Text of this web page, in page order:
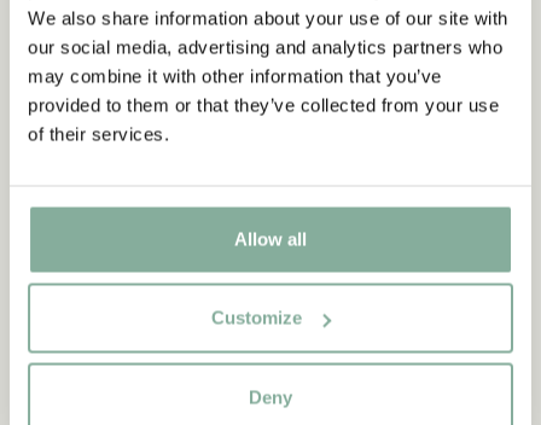
We also share information about your use of our site with
our social media, advertising and analytics partners who
may combine it with other information that you’ve
provided to them or that they’ve collected from your use
of their services.
Allow all
Customize
Deny
EMIL I LÖNNEBERGA
Produkter med Emil
SE ALLT MED EMIL I LÖNNEBERGA